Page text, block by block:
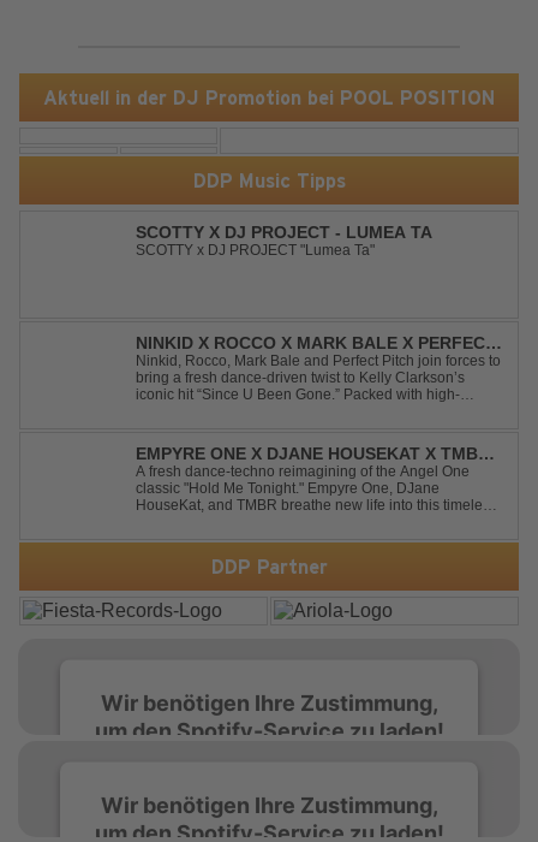
Aktuell in der DJ Promotion bei POOL POSITION
DDP Music Tipps
SCOTTY X DJ PROJECT - LUMEA TA
SCOTTY x DJ PROJECT "Lumea Ta"
NINKID X ROCCO X MARK BALE X PERFECT
PITCH - SINCE U BEEN GONE
Ninkid, Rocco, Mark Bale and Perfect Pitch join forces to
bring a fresh dance-driven twist to Kelly Clarkson’s
iconic hit “Since U Been Gone.” Packed with high-
every dancefloor ...
EMPYRE ONE X DJANE HOUSEKAT X TMBR -
HOLD ME TONIGHT
A fresh dance-techno reimagining of the Angel One
classic "Hold Me Tonight." Empyre One, DJane
HouseKat, and TMBR breathe new life into this timeless
energetic modern production. Blending nostalgia with
contemporary dancefloor energy, this cover...
DDP Partner
Wir benötigen Ihre Zustimmung,
um den Spotify-Service zu laden!
einzubetten. Dieser Service kann Daten zu
Wir benötigen Ihre Zustimmung,
um den Spotify-Service zu laden!